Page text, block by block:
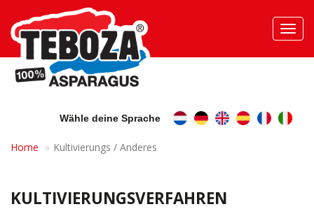
Wähle deine Sprache
Home Kultivierungs / Anderes
KULTIVIERUNGSVERFAHREN